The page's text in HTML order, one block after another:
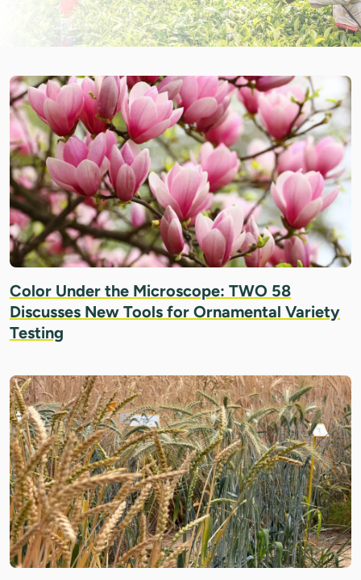
Color Under the Microscope: TWO 58
Discusses New Tools for Ornamental Variety
Testing